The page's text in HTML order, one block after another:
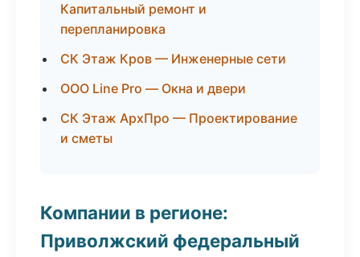
Капитальный ремонт и
перепланировка
СК Этаж Кров — Инженерные сети
ООО Line Pro — Окна и двери
СК Этаж АрхПро — Проектирование
и сметы
Компании в регионе:
Приволжский федеральный